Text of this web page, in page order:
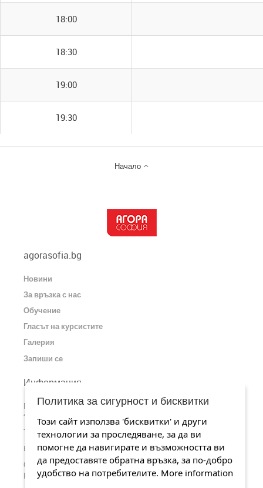
18:00
18:30
19:00
19:30
Начало 
agorasofia.bg
Новини
За връзка с нас
Обучение
Гласът на курсистите
Галерия
Запиши се
Информация
Пишете ни или ни посетете на адрес: София, ул.
“Царибродска” 77, офис 3
Телефонен номер: 0884 526 419
Email:office@agorasofia.bg
Станете наши почитатели на страницата ни във Facebook
Разгледайте каналa ни вYouTube ╢
Политика за сигурност и бисквитки
Този сайт използва 'бисквитки' и други
технологии за проследяване, за да ви
помогне да навигирате и възможността ви
да предоставяте обратна връзка, за по-добро
удобство на потребителите. More information